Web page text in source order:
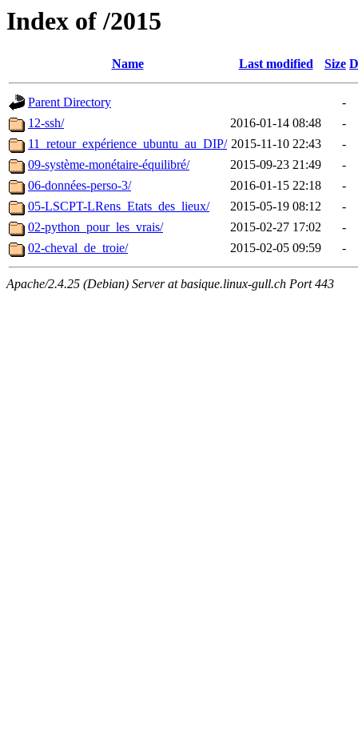
Index of /2015
Name Last modified Size
Parent Directory
-
12-ssh/
2016-01-14 08:48
-
11_retour_expérience_ubuntu_au_DIP/ 2015-11-10 22:43
-
09-système-monétaire-équilibré/
2015-09-23 21:49
-
06-données-perso-3/
2016-01-15 22:18
-
05-LSCPT-LRens_Etats_des_lieux/
2015-05-19 08:12
-
02-python_pour_les_vrais/
2015-02-27 17:02
-
02-cheval_de_troie/
2015-02-05 09:59 -
Apache/2.4.25 (Debian) Server at basique.linux-gull.ch Port 443